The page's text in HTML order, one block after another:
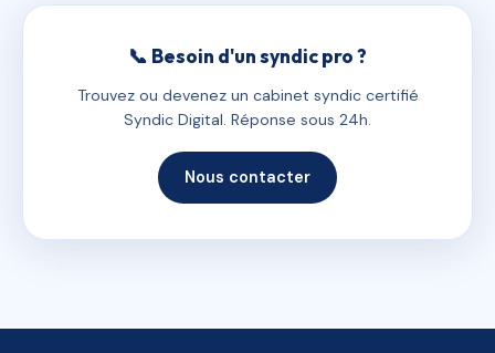
📞 Besoin d'un syndic pro ?
Trouvez ou devenez un cabinet syndic certifié
Syndic Digital. Réponse sous 24h.
Nous contacter